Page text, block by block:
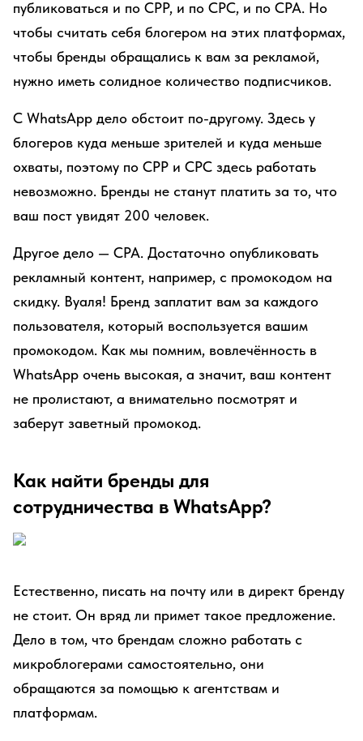
публиковаться и по CPP, и по CPC, и по CPA. Но
чтобы считать себя блогером на этих платформах,
чтобы бренды обращались к вам за рекламой,
нужно иметь солидное количество подписчиков.
С WhatsApp дело обстоит по-другому. Здесь у
блогеров куда меньше зрителей и куда меньше
охваты, поэтому по CPP и CPC здесь работать
невозможно. Бренды не станут платить за то, что
ваш пост увидят 200 человек.
Другое дело — CPA. Достаточно опубликовать
рекламный контент, например, с промокодом на
скидку. Вуаля! Бренд заплатит вам за каждого
пользователя, который воспользуется вашим
промокодом. Как мы помним, вовлечённость в
WhatsApp очень высокая, а значит, ваш контент
не пролистают, а внимательно посмотрят и
заберут заветный промокод.
Как найти бренды для
сотрудничества в WhatsApp?
Естественно, писать на почту или в директ бренду
не стоит. Он вряд ли примет такое предложение.
Дело в том, что брендам сложно работать с
микроблогерами самостоятельно, они
обращаются за помощью к агентствам и
платформам.